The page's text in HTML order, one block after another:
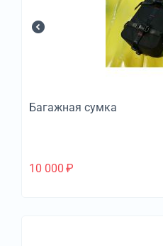
Багажная сумка
10 000 ₽